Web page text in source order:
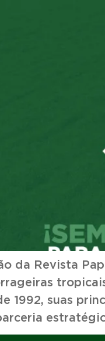
da Revista
1992, suas